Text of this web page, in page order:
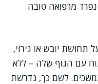
מרפואה טובה
יובש או גירוי,
עם הגוף שלה – ללא
לשם כך, נדרשת